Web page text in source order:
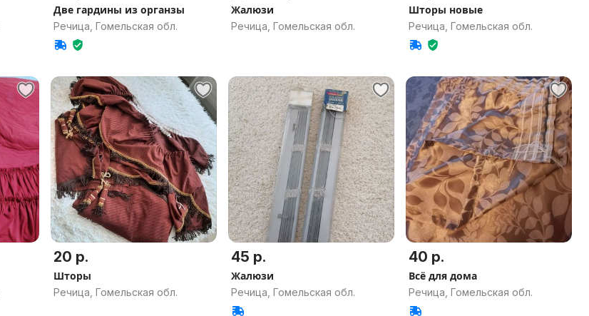
Две гардины из органзы
Речица, Гомельская обл.
Жалюзи
Речица, Гомельская обл.
Шторы новые
Речица, Гомельская обл.
20 р.
Шторы
Речица, Гомельская обл.
45 р.
Жалюзи
Речица, Гомельская обл.
40 р.
Всё для дома
Речица, Гомельская обл.